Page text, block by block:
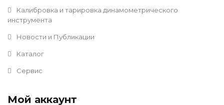
Калибровка и тарировка динамометрического
инструмента
Новости и Публикации
Каталог
Сервис
Мой аккаунт